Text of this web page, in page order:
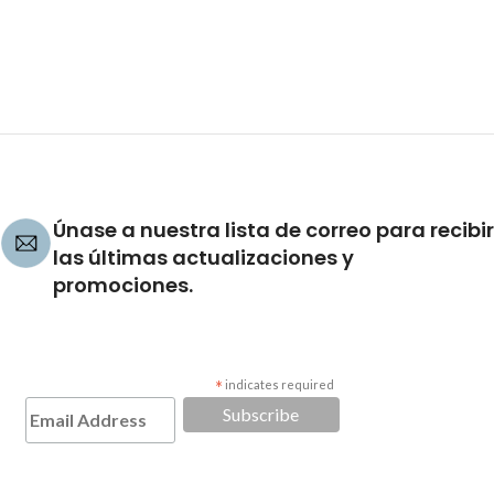
Únase a nuestra lista de correo para recibir
las últimas actualizaciones y
promociones.
* indicates required